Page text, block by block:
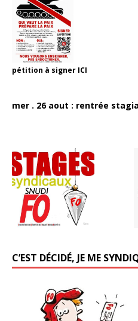
pétition à signer ICI
mer . 26 aout : rentrée
C’EST DÉCIDÉ, JE ME